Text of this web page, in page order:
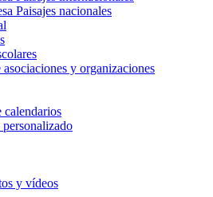
Paisajes nacionales
y organizaciones
calendarios
y vídeos